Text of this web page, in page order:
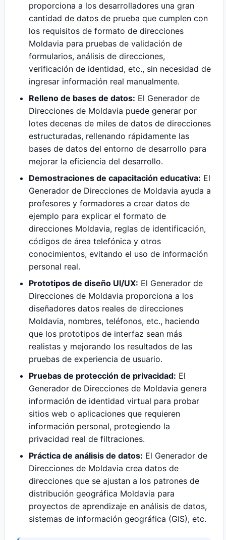
proporciona a los desarrolladores una gran
cantidad de datos de prueba que cumplen con
los requisitos de formato de direcciones
Moldavia para pruebas de validación de
formularios, análisis de direcciones,
verificación de identidad, etc., sin necesidad de
ingresar información real manualmente.
Relleno de bases de datos: El Generador de
Direcciones de Moldavia puede generar por
lotes decenas de miles de datos de direcciones
estructuradas, rellenando rápidamente las
bases de datos del entorno de desarrollo para
mejorar la eficiencia del desarrollo.
Demostraciones de capacitación educativa: El
Generador de Direcciones de Moldavia ayuda a
profesores y formadores a crear datos de
ejemplo para explicar el formato de
direcciones Moldavia, reglas de identificación,
códigos de área telefónica y otros
conocimientos, evitando el uso de información
personal real.
Prototipos de diseño UI/UX: El Generador de
Direcciones de Moldavia proporciona a los
diseñadores datos reales de direcciones
Moldavia, nombres, teléfonos, etc., haciendo
que los prototipos de interfaz sean más
realistas y mejorando los resultados de las
pruebas de experiencia de usuario.
Pruebas de protección de privacidad: El
Generador de Direcciones de Moldavia genera
información de identidad virtual para probar
sitios web o aplicaciones que requieren
información personal, protegiendo la
privacidad real de filtraciones.
Práctica de análisis de datos: El Generador de
Direcciones de Moldavia crea datos de
direcciones que se ajustan a los patrones de
distribución geográfica Moldavia para
proyectos de aprendizaje en análisis de datos,
sistemas de información geográfica (GIS), etc.